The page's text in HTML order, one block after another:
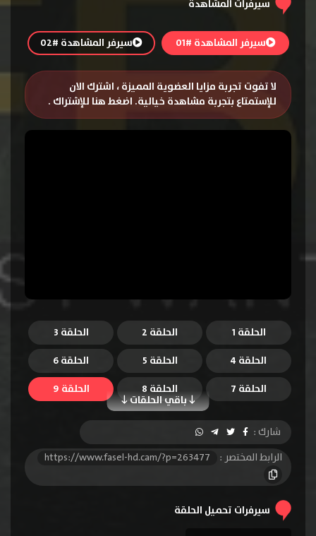
سيرفرات المشاهدة
سيرفر المشاهدة #01 سيرفر المشاهدة #02
لا تفوت تجربة مزايا العضوية المميزة ، اشترك الان
للإستمتاع بتجربة مشاهدة خيالية. اضغط هنا للإشتراك .
الحلقة 1 الحلقة 2
الحلقة 3
الحلقة 4
الحلقة 5 الحلقة 6
باقي الحلقات
الحلقة 7 الحلقة 8
الحلقة 9
الحلقة 10
الحلقة 11
الحلقة 12
الحلقة 13
الحلقة 14
الحلقة 15
شارك :
الرابط المختصر :
https://www.fasel-hd.cam/?p=263477
سيرفرات تحميل الحلقة